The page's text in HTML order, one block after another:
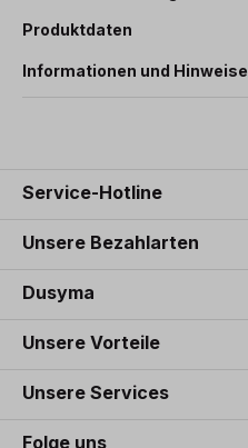
Produktdaten
Informationen und Hinweise
Service-Hotline
Unsere Bezahlarten
Dusyma
Unsere Vorteile
Unsere Services
Folge uns